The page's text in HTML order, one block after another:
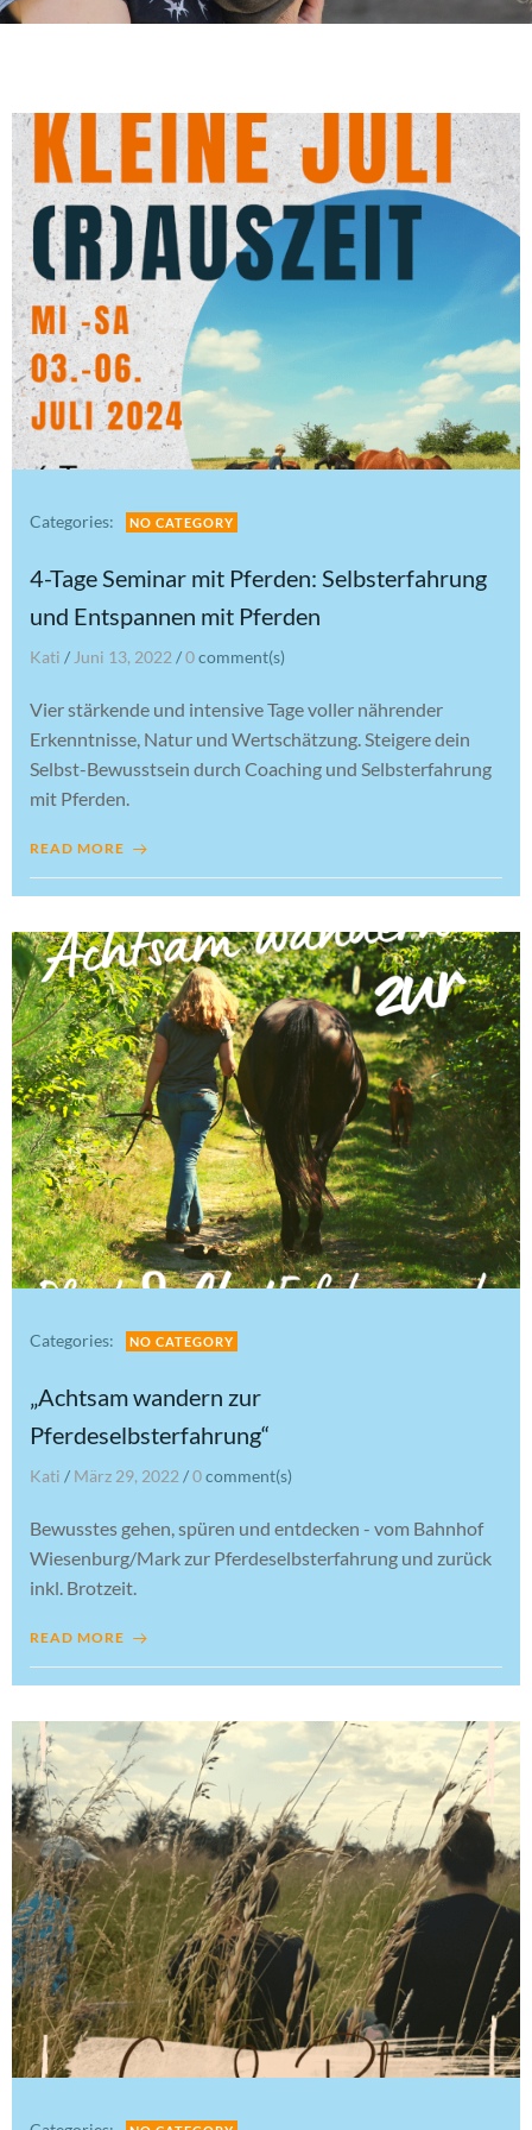
Categories: NO CATEGORY
4-Tage Seminar mit Pferden: Selbsterfahrung
und Entspannen mit Pferden
Kati / Juni 13, 2022 /0comment(s)
Vier stärkende und intensive Tage voller nährender
Erkenntnisse, Natur und Wertschätzung. Steigere dein
Selbst-Bewusstsein durch Coaching und Selbsterfahrung
mit Pferden.
READ MORE
Categories: NO CATEGORY
„Achtsam wandern zur
Pferdeselbsterfahrung“
Kati / März 29, 2022 /0comment(s)
Bewusstes gehen, spüren und entdecken - vom Bahnhof
Wiesenburg/Mark zur Pferdeselbsterfahrung und zurück
inkl. Brotzeit.
READ MORE